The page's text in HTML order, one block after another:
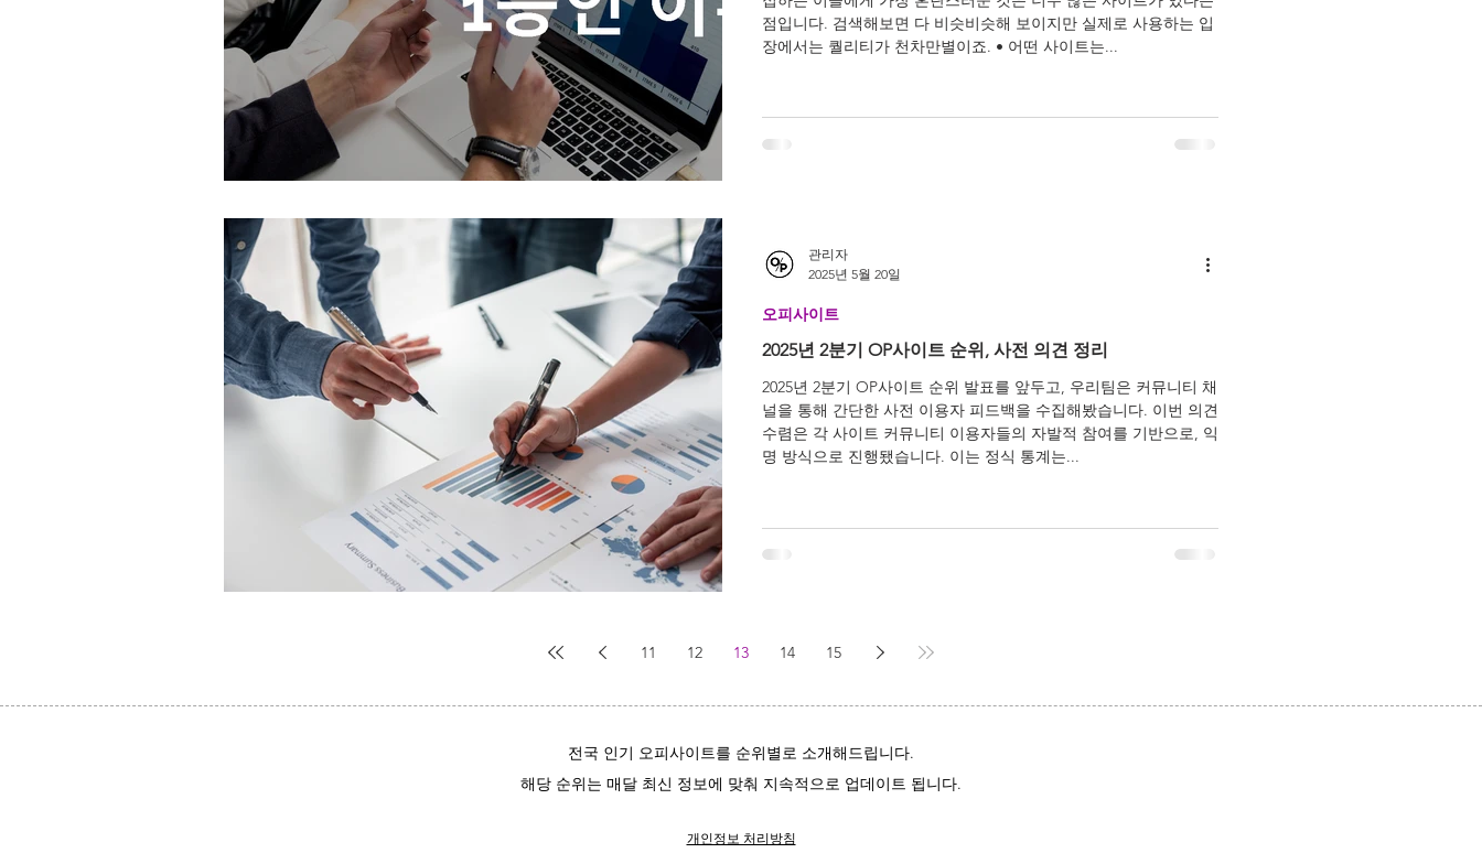
점입니다. 검색해보면 다 비슷비슷해 보이지만 실제로 사용하는 입
장에서는 퀄리티가 천차만별이죠. • 어떤 사이트는...
2025년 2분기 OP사이트 순위, 사전 의견 정리
2025년 2분기 OP사이트 순위 발표를 앞두고, 우리팀은 커뮤니티 채
널을 통해 간단한 사전 이용자 피드백을 수집해봤습니다. 이번 의견
수렴은 각 사이트 커뮤니티 이용자들의 자발적 참여를 기반으로, 익
명 방식으로 진행됐습니다. 이는 정식 통계는...
오피사이트
관리자
2025년 5월 20일
11 12 13 14 15
전국 인기 오피사이트를 순위별로 소개해드립니다.
해당 순위는 매달 최신 정보에 맞춰 지속적으로 업데이트 됩니다.
개인정보 처리방침